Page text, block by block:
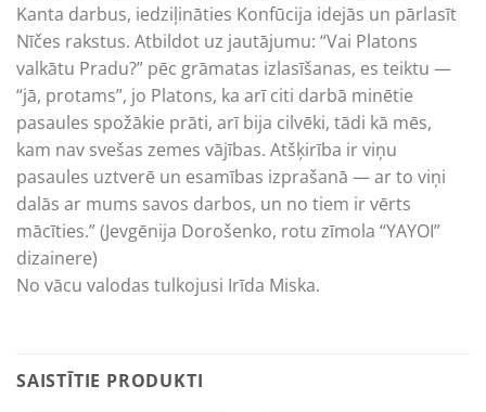
Kanta darbus, iedzi­ļināties Konfūcija idejās un pārlasīt
Nīčes rakstus. Atbildot uz jautājumu: “Vai Platons
valkātu Pradu?” pēc grāmatas izlasīšanas, es teiktu —
“jā, protams”, jo Platons, ka arī citi darbā minētie
pasaules spožākie prāti, arī bija cilvēki, tādi kā mēs,
kam nav svešas zemes vājības. Atšķirība ir viņu
pasaules uztverē un esamības izprašanā — ar to viņi
dalās ar mums savos darbos, un no tiem ir vērts
mācīties.” (Jevgēnija Dorošenko, rotu zīmola “YAYOI”
dizainere)
No vācu valodas tulkojusi Irīda Miska.
SAISTĪTIE PRODUKTI